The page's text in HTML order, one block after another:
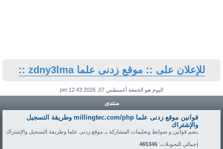
للإعلان على :: موقع زدنى علما zdny3lma ::
اليوم هو الجمعة أغسطس 07, 2026 12:43 pm
منتدى
قوانين موقع زدنى علما millingtec.com/php وطريقة التسجيل
والإشتراك
يضم قوانين و ضوابط وتعليمات المشاركة بـ موقع زدنى علما وطريقة التسجيل والإشتراك
إجمالي التحويلات: 465346